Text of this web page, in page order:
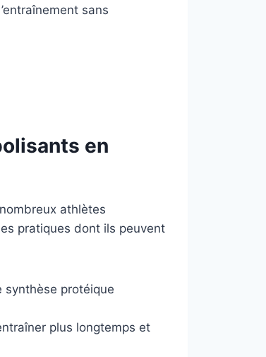
sans
en
athlètes
pratiques dont ils peuvent
synthèse protéique
plus longtemps et